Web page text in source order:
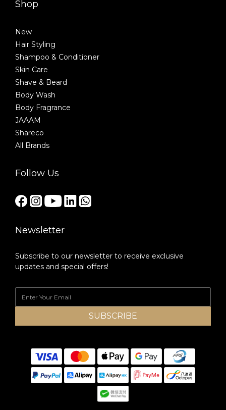
Shop
New
Hair Styling
Shampoo & Conditioner
Skin Care
Shave & Beard
Body Wash
Body Fragrance
JAAAM
Shareco
All Brands
Follow Us
Newsletter
Subscribe to our newsletter to receive exclusive
updates and special offers!
SUBSCRIBE